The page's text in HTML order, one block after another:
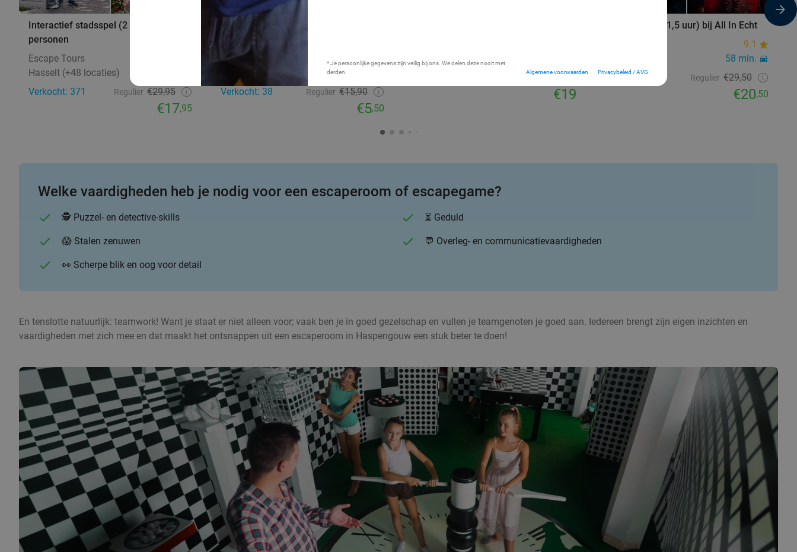
* Je persoonlijke gegevens zijn veilig bij ons. We delen deze nooit met
derden.
Algemene voorwaarden Privacybeleid / AVG
Interactief stadsspel (2 uur) voor 2-4
personen
Escape Tours
Hasselt (+48 locaties)
Verkocht: 371
Regulier €29,95
€17,95
Escape game (1h30) au Trésor de
Liège
Le Trésor de Liège
9.3
27 min.
Verkocht: 38
Regulier €15,90
€5,50
Lemiers
€26,50
€19
Prison Island (1,5 uur) bij All In Echt
9.1
58 min.
Verkocht: 159
Regulier €29,50
€20,50
Welke vaardigheden heb je nodig voor een escaperoom of escapegame?
🕵 Puzzel- en detective-skills
😱 Stalen zenuwen
👀 Scherpe blik en oog voor detail
⏳ Geduld
💬 Overleg- en communicatievaardigheden
En tenslotte natuurlijk: teamwork! Want je staat er niet alleen voor; vaak ben je in goed gezelschap en vullen je teamgenoten je goed aan. Iedereen brengt zijn eigen inzichten en
vaardigheden met zich mee en dat maakt het ontsnappen uit een escaperoom in Haspengouw een stuk beter te doen!